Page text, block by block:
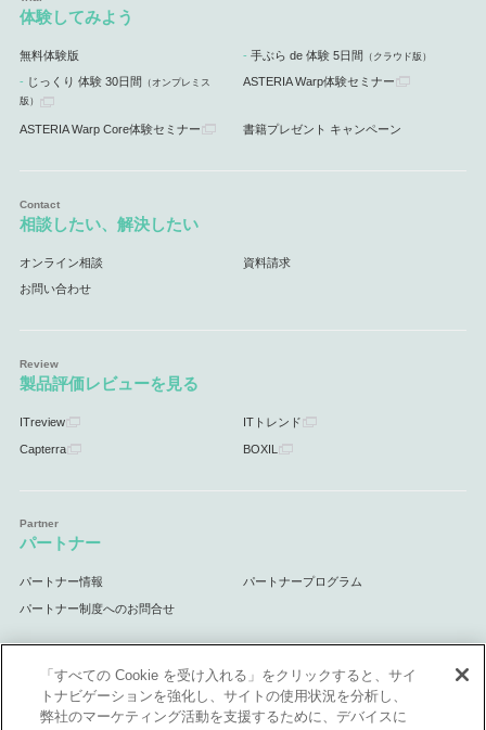
体験してみよう
無料体験版 手ぶら de 体験 5日間 （クラウド版）
じっくり 体験 30日間 （オンプレミス
版）
ASTERIA Warp体験セミナー
ASTERIA Warp Core体験セミナー 書籍プレゼント キャンペーン
相談したい、解決したい
オンライン相談 資料請求
お問い合わせ
製品評価レビューを見る
ITreview ITトレンド
Capterra BOXIL
パートナー
パートナー情報 パートナープログラム
パートナー制度へのお問合せ
サポート
「すべての Cookie を受け入れる」をクリックすると、サイ
トナビゲーションを強化し、サイトの使用状況を分析し、
弊社のマーケティング活動を支援するために、デバイスに